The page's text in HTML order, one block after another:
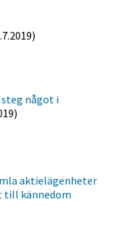
något i
aktielägenheter
till kännedom